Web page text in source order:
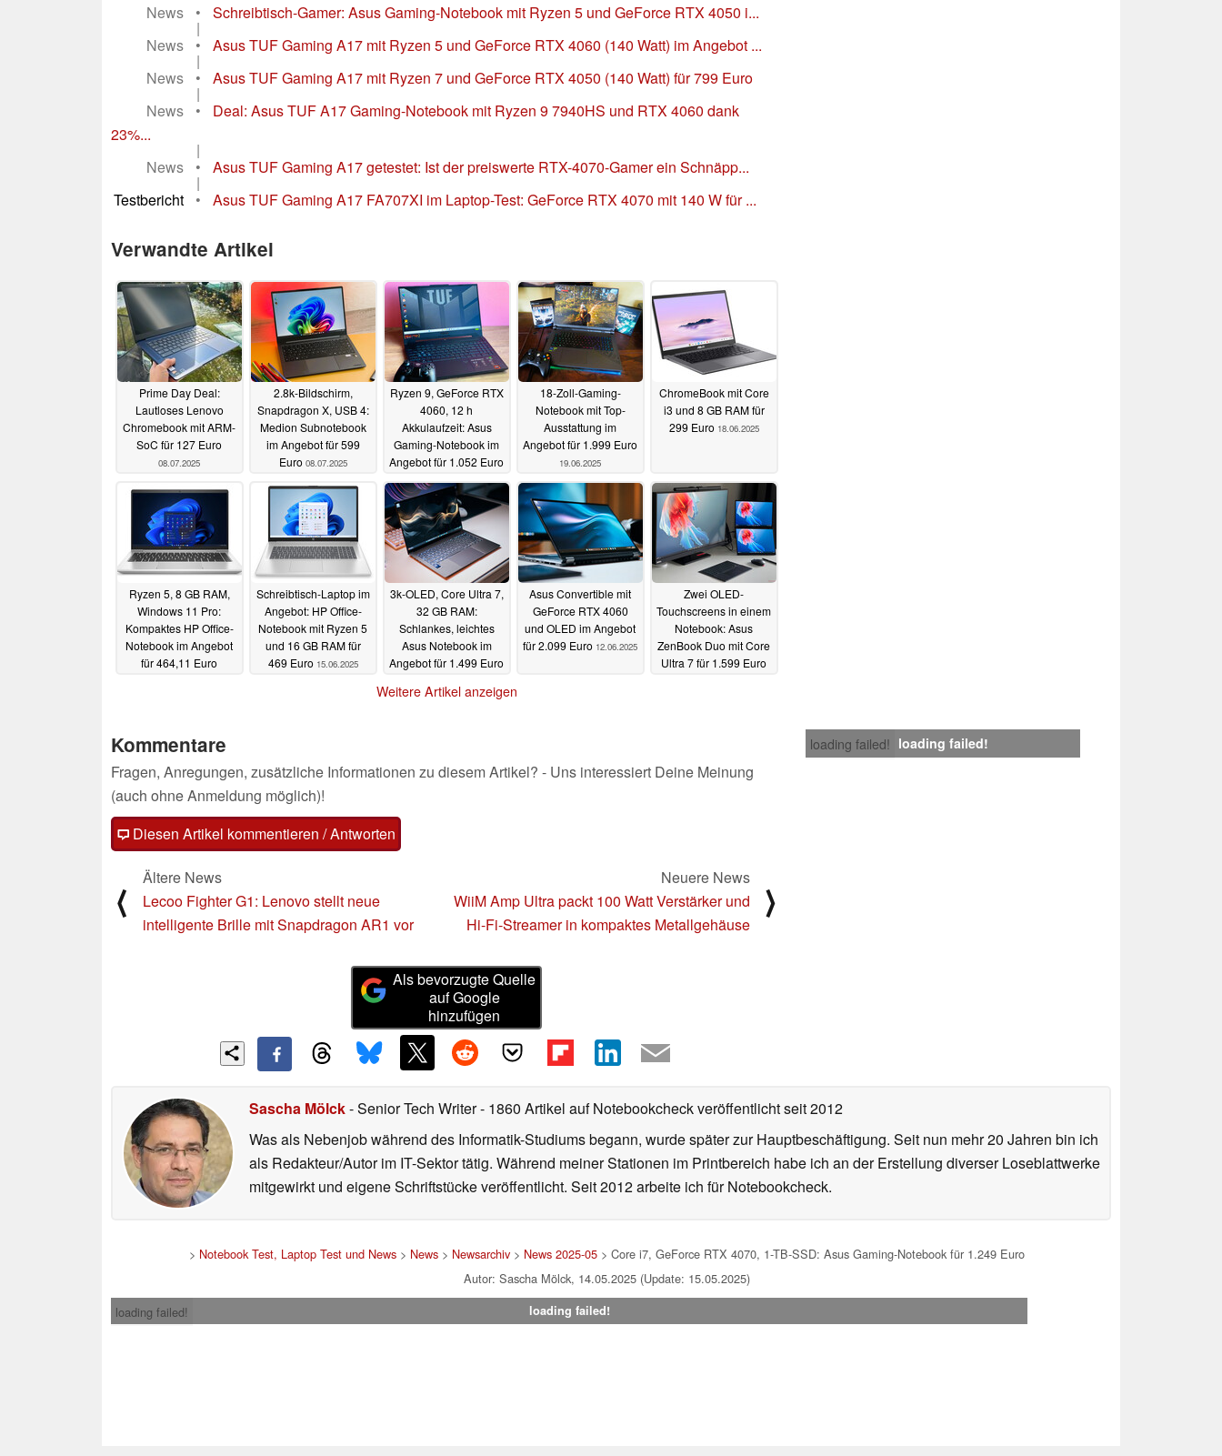
News
• Schreibtisch-Gamer: Asus Gaming-Notebook mit Ryzen 5 und GeForce RTX 4050 i...
|
News
• Asus TUF Gaming A17 mit Ryzen 5 und GeForce RTX 4060 (140 Watt) im Angebot ...
|
News
• Asus TUF Gaming A17 mit Ryzen 7 und GeForce RTX 4050 (140 Watt) für 799 Euro
|
News
•
Deal: Asus TUF A17 Gaming-Notebook mit Ryzen 9 7940HS und RTX 4060 dank
23%...
|
News
• Asus TUF Gaming A17 getestet: Ist der preiswerte RTX-4070-Gamer ein Schnäpp...
|
Testbericht
• Asus TUF Gaming A17 FA707XI im Laptop-Test: GeForce RTX 4070 mit 140 W für ...
Verwandte Artikel
Prime Day Deal:
Lautloses Lenovo
Chromebook mit ARM-
SoC für 127 Euro
08.07.2025
2.8k-Bildschirm,
Snapdragon X, USB 4:
Medion Subnotebook
im Angebot für 599
Euro 08.07.2025
Ryzen 9, GeForce RTX
4060, 12 h
Akkulaufzeit: Asus
Gaming-Notebook im
Angebot für 1.052 Euro
06.07.2025
18-Zoll-Gaming-
Notebook mit Top-
Ausstattung im
Angebot für 1.999 Euro
19.06.2025
ChromeBook mit Core
i3 und 8 GB RAM für
299 Euro 18.06.2025
Ryzen 5, 8 GB RAM,
Windows 11 Pro:
Kompaktes HP Office-
Notebook im Angebot
für 464,11 Euro
Schreibtisch-Laptop im
Angebot: HP Office-
Notebook mit Ryzen 5
und 16 GB RAM für
469 Euro 15.06.2025
3k-OLED, Core Ultra 7,
32 GB RAM:
Schlankes, leichtes
Asus Notebook im
Angebot für 1.499 Euro
Asus Convertible mit
GeForce RTX 4060
und OLED im Angebot
für 2.099 Euro 12.06.2025
Zwei OLED-
Touchscreens in einem
Notebook: Asus
ZenBook Duo mit Core
Ultra 7 für 1.599 Euro
Weitere Artikel anzeigen
loading failed! loading failed!
Kommentare
Fragen, Anregungen, zusätzliche Informationen zu diesem Artikel? - Uns interessiert Deine Meinung
(auch ohne Anmeldung möglich)!
Diesen Artikel kommentieren / Antworten
⟨
Ältere News
Lecoo Fighter G1: Lenovo stellt neue
intelligente Brille mit Snapdragon AR1 vor
Neuere News
WiiM Amp Ultra packt 100 Watt Verstärker und
Hi-Fi-Streamer in kompaktes Metallgehäuse
⟩
Als bevorzugte Quelle
auf Google
hinzufügen
Sascha Mölck- Senior Tech Writer- 1860 Artikel auf Notebookcheck veröffentlichtseit 2012
Was als Nebenjob während des Informatik-Studiums begann, wurde später zur Hauptbeschäftigung. Seit nun mehr 20 Jahren bin ich
als Redakteur/Autor im IT-Sektor tätig. Während meiner Stationen im Printbereich habe ich an der Erstellung diverser Loseblattwerke
mitgewirkt und eigene Schriftstücke veröffentlicht. Seit 2012 arbeite ich für Notebookcheck.
> Notebook Test, Laptop Test und News> News> Newsarchiv> News 2025-05> Core i7, GeForce RTX 4070, 1-TB-SSD: Asus Gaming-Notebook für 1.249 Euro
Autor: Sascha Mölck, 14.05.2025 (Update: 15.05.2025)
loading failed!
loading failed!